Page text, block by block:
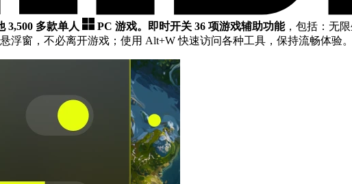
3,500 多款单人 PC 游戏。 即时开关 36 项游戏辅助功能，包括：无
浮窗，不必离开游戏；使用 Alt+W 快速访问各种工具，保持流畅体验。